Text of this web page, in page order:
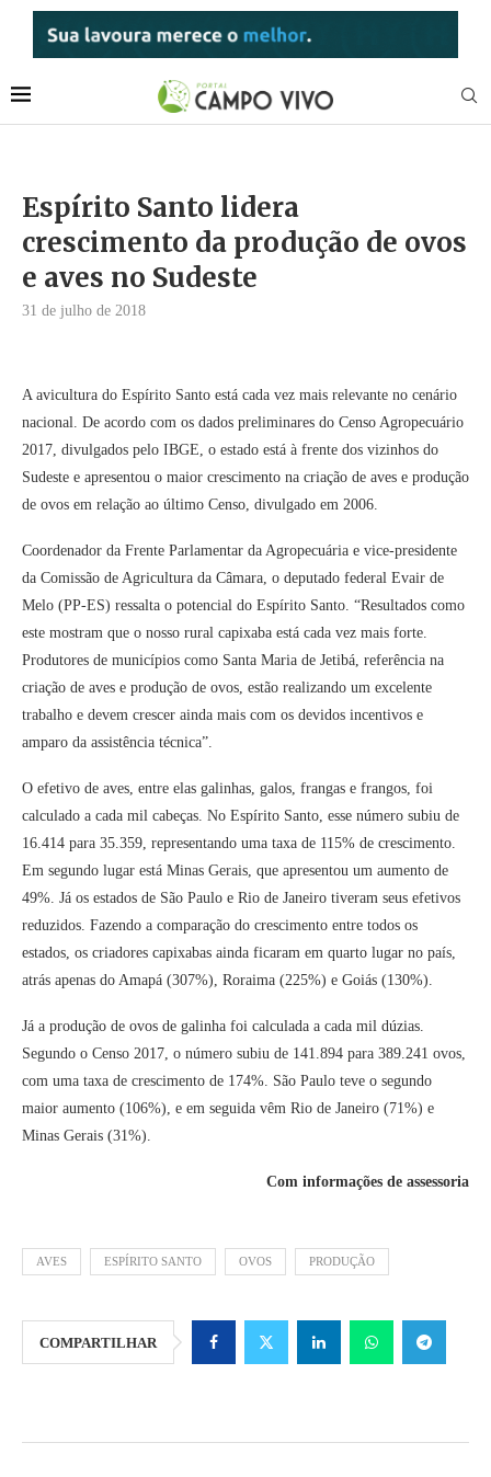
Espírito Santo lidera
crescimento da produção de ovos
e aves no Sudeste
31 de julho de 2018
A avicultura do Espírito Santo está cada vez mais relevante no cenário
nacional. De acordo com os dados preliminares do Censo Agropecuário
2017, divulgados pelo IBGE, o estado está à frente dos vizinhos do
Sudeste e apresentou o maior crescimento na criação de aves e produção
de ovos em relação ao último Censo, divulgado em 2006.
Coordenador da Frente Parlamentar da Agropecuária e vice-presidente
da Comissão de Agricultura da Câmara, o deputado federal Evair de
Melo (PP-ES) ressalta o potencial do Espírito Santo. “Resultados como
este mostram que o nosso rural capixaba está cada vez mais forte.
Produtores de municípios como Santa Maria de Jetibá, referência na
criação de aves e produção de ovos, estão realizando um excelente
trabalho e devem crescer ainda mais com os devidos incentivos e
amparo da assistência técnica”.
O efetivo de aves, entre elas galinhas, galos, frangas e frangos, foi
calculado a cada mil cabeças. No Espírito Santo, esse número subiu de
16.414 para 35.359, representando uma taxa de 115% de crescimento.
Em segundo lugar está Minas Gerais, que apresentou um aumento de
49%. Já os estados de São Paulo e Rio de Janeiro tiveram seus efetivos
reduzidos. Fazendo a comparação do crescimento entre todos os
estados, os criadores capixabas ainda ficaram em quarto lugar no país,
atrás apenas do Amapá (307%), Roraima (225%) e Goiás (130%).
Já a produção de ovos de galinha foi calculada a cada mil dúzias.
Segundo o Censo 2017, o número subiu de 141.894 para 389.241 ovos,
com uma taxa de crescimento de 174%. São Paulo teve o segundo
maior aumento (106%), e em seguida vêm Rio de Janeiro (71%) e
Minas Gerais (31%).
Com informações de assessoria
AVES ESPÍRITO SANTO OVOS PRODUÇÃO
COMPARTILHAR